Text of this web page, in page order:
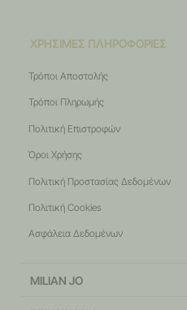
ΧΡΗΣΙΜΕΣ ΠΛΗΡΟΦΟΡΙΕΣ
Τρόποι Αποστολής
Τρόποι Πληρωμής
Πολιτική Επιστροφών
Όροι Χρήσης
Πολιτική Προστασίας Δεδομένων
Πολιτική Cookies
Ασφάλεια Δεδομένων
MILIAN JO